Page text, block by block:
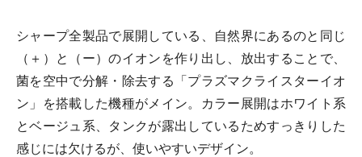
シャープ全製品で展開している、自然界にあるのと同じ
（＋）と（ー）のイオンを作り出し、放出することで、
菌を空中で分解・除去する「プラズマクライスターイオ
ン」を搭載した機種がメイン。カラー展開はホワイト系
とベージュ系、タンクが露出しているためすっきりした
感じには欠けるが、使いやすいデザイン。